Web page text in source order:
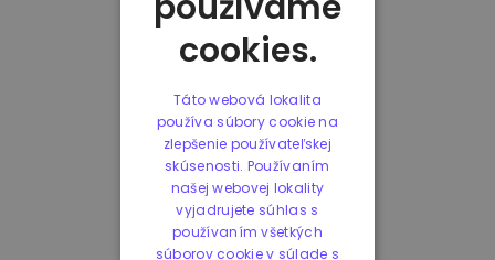
cookies.
Táto webová lokalita
používa súbory cookie na
zlepšenie používateľskej
skúsenosti. Používaním
našej webovej lokality
vyjadrujete súhlas s
používaním všetkých
súborov cookie v súlade s